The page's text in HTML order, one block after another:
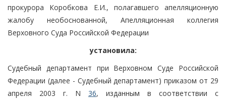
прокурора Коробкова Е.И., полагавшего апелляционную
жалобу необоснованной, Апелляционная коллегия
Верховного Суда Российской Федерации
установила:
Судебный департамент при Верховном Суде Российской
Федерации (далее - Судебный департамент) приказом от 29
апреля 2003 г. N 36, изданным в соответствии с